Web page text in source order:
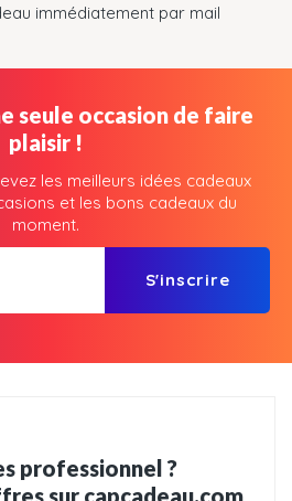
immédiatement par mail
seule occasion de faire
plaisir !
les meilleurs idées cadeaux
et les bons cadeaux du
moment.
S'inscrire
professionnel ?
sur capcadeau.com